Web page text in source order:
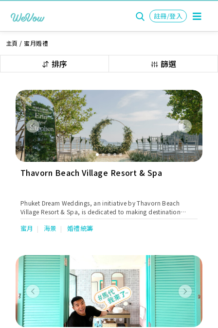
註冊/登入
主頁 / 蜜月婚禮
排序 篩選
Previous Next
Thavorn Beach Village Resort & Spa
Phuket Dream Weddings, an initiative by Thavorn Beach
Village Resort & Spa, is dedicated to making destination
weddings in Phuket effortless, accessible, and truly
unforgettable. Recognized with the prestigious World Travel
moments in one of Thailand’s most breathtaking coastal
settings. Since 2014, our team has combined passion,
expertise, and meticulous attention to detail to create
hundreds of successful destination weddings, earning the trust
and praise of couples from around the world. We are
honored to be part of such a significant milestone in your
journey and are committed to ensuring every detail is
seamlessly brought to life. From a collection of spectacular
beachfront wedding venues, each thoughtfully designed to
蜜月 海景 婚禮統籌
Previous Next